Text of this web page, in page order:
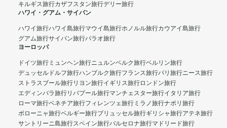
キルギス旅行カザフスタン旅行デリー旅行
ハワイ・グアム・サイパン
ハワイ旅行ハワイ島旅行マウイ島旅行ホノルル旅行カウアイ島旅行
グアム旅行サイパン旅行パラオ旅行
ヨーロッパ
ドイツ旅行 ミュンヘン旅行ニュルンベルク旅行ベルリン旅行
デュッセルドルフ旅行ハンブルク旅行フランス旅行パリ旅行ニース旅行
ストラスブール旅行リヨン旅行イギリス旅行ロンドン旅行
エディンバラ旅行リバプール旅行マンチェスター旅行イタリア旅行
ローマ旅行ベネチア旅行フィレンツェ旅行 ミラノ旅行ナポリ旅行
ボローニャ旅行ベルギー旅行ブリュッセル旅行ギリシャ旅行アテネ旅行
サントリーニ島旅行スペイン旅行バルセロナ旅行マドリード旅行